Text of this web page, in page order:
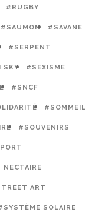
#RUGBY
#SAUMON #SAVANE
#SERPENT
SKY #SEXISME
#SNCF
#SOMMEIL
#SOUVENIRS
ART
SOLAIRE